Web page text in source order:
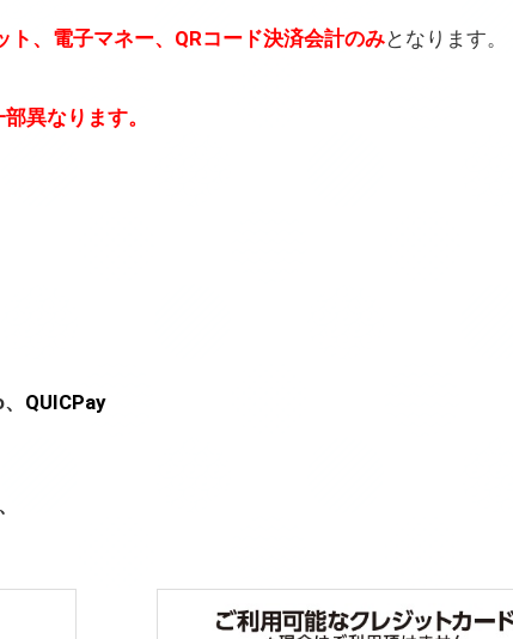
ト、電子マネー、QRコード決済会計のみとなります。
異なります。
QUICPay